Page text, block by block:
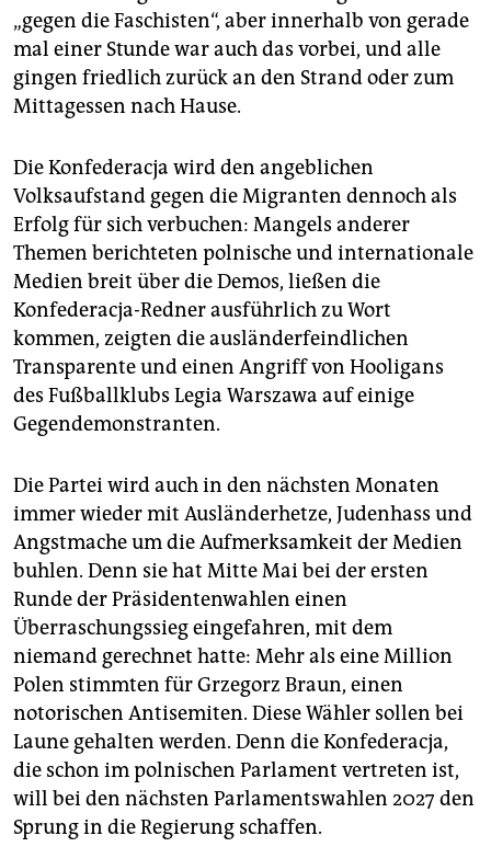
„gegen die Faschisten“, aber innerhalb von gerade
mal einer Stunde war auch das vorbei, und alle
gingen friedlich zurück an den Strand oder zum
Mittagessen nach Hause.
Die Konfederacja wird den angeblichen
Volksaufstand gegen die Mi­granten dennoch als
Erfolg für sich verbuchen: Mangels anderer
Themen berichteten polnische und internationale
Medien breit über die Demos, ließen die
Konfederacja-Redner ausführlich zu Wort
kommen, zeigten die ausländerfeindlichen
Transparente und einen Angriff von Hooligans
des Fußballklubs Legia Warszawa auf einige
Gegendemonstranten.
Die Partei wird auch in den nächsten Monaten
immer wieder mit Ausländerhetze, Judenhass und
Angstmache um die Aufmerksamkeit der Medien
buhlen. Denn sie hat Mitte Mai bei der ersten
Runde der Präsidentenwahlen einen
Überraschungssieg eingefahren, mit dem
niemand gerechnet hatte: Mehr als eine Million
Polen stimmten für Grzegorz Braun, einen
notorischen Antisemiten. Diese Wähler sollen bei
Laune gehalten werden. Denn die Konfederacja,
die schon im polnischen Parlament vertreten ist,
will bei den nächsten Parlamentswahlen 2027 den
Sprung in die Regierung schaffen.